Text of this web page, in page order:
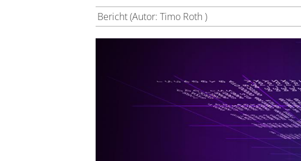
Bericht (Autor: Timo Roth )